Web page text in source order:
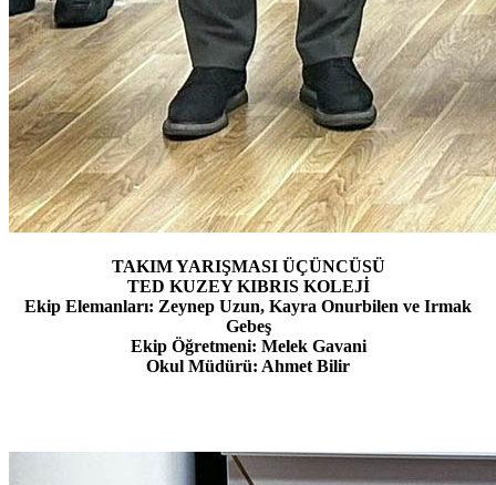
TAKIM YARIŞMASI ÜÇÜNCÜSÜ
TED KUZEY KIBRIS KOLEJİ
Ekip Elemanları: Zeynep Uzun, Kayra Onurbilen ve Irmak
Gebeş
Ekip Öğretmeni: Melek Gavani
Okul Müdürü: Ahmet Bilir